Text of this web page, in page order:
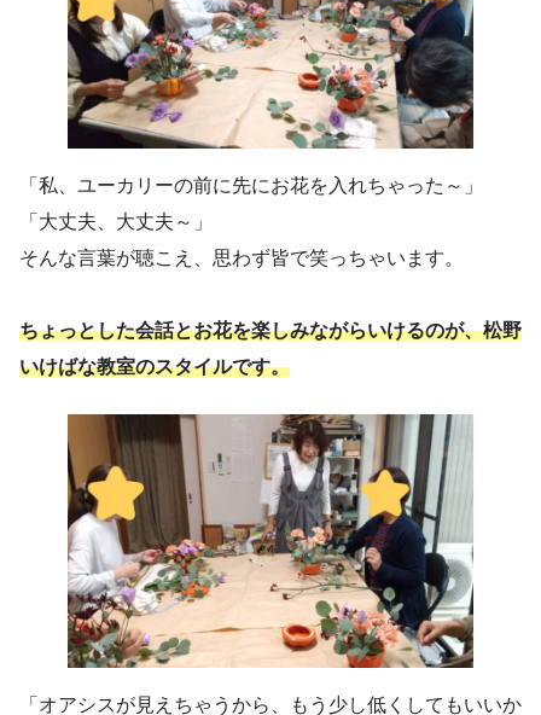
「私、ユーカリーの前に先にお花を入れちゃった～」
「大丈夫、大丈夫～」
そんな言葉が聴こえ、思わず皆で笑っちゃいます。
ちょっとした会話とお花を楽しみながらいけるのが、松野
いけばな教室のスタイルです。
「オアシスが見えちゃうから、もう少し低くしてもいいか